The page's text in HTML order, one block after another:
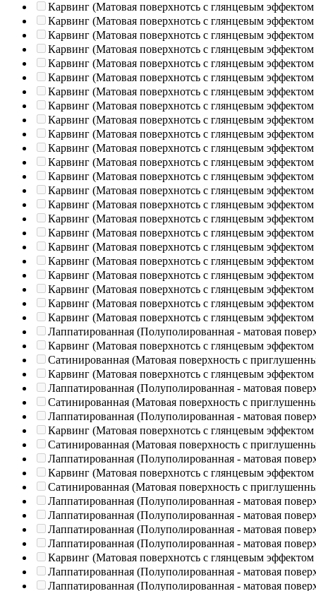
Карвинг (Матовая поверхнотсь с глянцевым эффектом
Карвинг (Матовая поверхнотсь с глянцевым эффектом
Карвинг (Матовая поверхнотсь с глянцевым эффектом
Карвинг (Матовая поверхнотсь с глянцевым эффектом
Карвинг (Матовая поверхнотсь с глянцевым эффектом
Карвинг (Матовая поверхнотсь с глянцевым эффектом
Карвинг (Матовая поверхнотсь с глянцевым эффектом
Карвинг (Матовая поверхнотсь с глянцевым эффектом
Карвинг (Матовая поверхнотсь с глянцевым эффектом
Карвинг (Матовая поверхнотсь с глянцевым эффектом
Карвинг (Матовая поверхнотсь с глянцевым эффектом
Карвинг (Матовая поверхнотсь с глянцевым эффектом
Карвинг (Матовая поверхнотсь с глянцевым эффектом
Карвинг (Матовая поверхнотсь с глянцевым эффектом
Карвинг (Матовая поверхнотсь с глянцевым эффектом
Карвинг (Матовая поверхнотсь с глянцевым эффектом
Карвинг (Матовая поверхнотсь с глянцевым эффектом
Карвинг (Матовая поверхнотсь с глянцевым эффектом
Карвинг (Матовая поверхнотсь с глянцевым эффектом
Карвинг (Матовая поверхнотсь с глянцевым эффектом
Карвинг (Матовая поверхнотсь с глянцевым эффектом
Карвинг (Матовая поверхнотсь с глянцевым эффектом
Карвинг (Матовая поверхнотсь с глянцевым эффектом
Лаппатированная (Полуполированная - матовая
Карвинг (Матовая поверхнотсь с глянцевым эффектом
Сатинированная (Матовая поверхность с
Карвинг (Матовая поверхнотсь с глянцевым эффектом
Лаппатированная (Полуполированная - матовая
Сатинированная (Матовая поверхность с
Лаппатированная (Полуполированная - матовая
Карвинг (Матовая поверхнотсь с глянцевым эффектом
Сатинированная (Матовая поверхность с
Лаппатированная (Полуполированная - матовая
Карвинг (Матовая поверхнотсь с глянцевым эффектом
Сатинированная (Матовая поверхность с
Лаппатированная (Полуполированная - матовая
Лаппатированная (Полуполированная - матовая
Лаппатированная (Полуполированная - матовая
Лаппатированная (Полуполированная - матовая
Карвинг (Матовая поверхнотсь с глянцевым эффектом
Лаппатированная (Полуполированная - матовая
Лаппатированная (Полуполированная - матовая